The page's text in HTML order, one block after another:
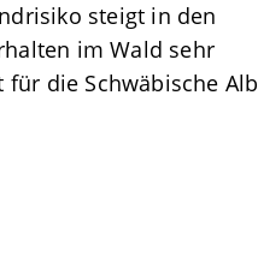
steigt in den
im Wald sehr
die Schwäbische Alb